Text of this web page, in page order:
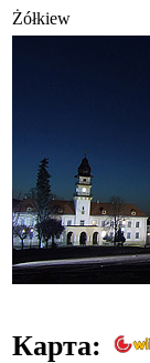
Żółkiew
Карта: